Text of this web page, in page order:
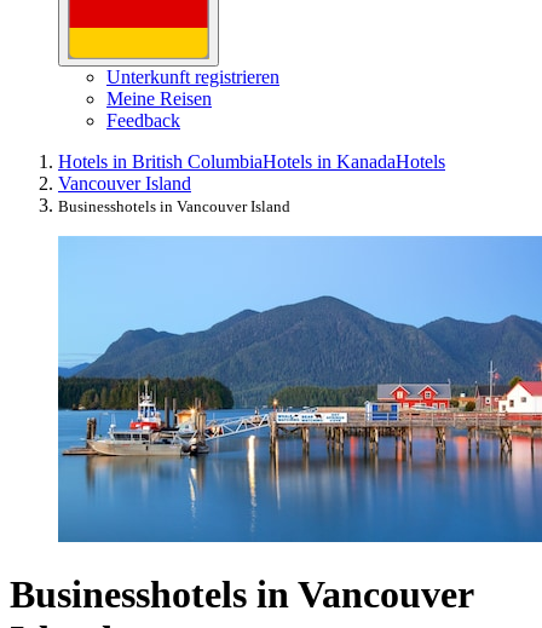
Unterkunft registrieren
Meine Reisen
Feedback
Hotels in British ColumbiaHotels in KanadaHotels
Vancouver Island
Businesshotels in Vancouver Island
Businesshotels in Vancouver